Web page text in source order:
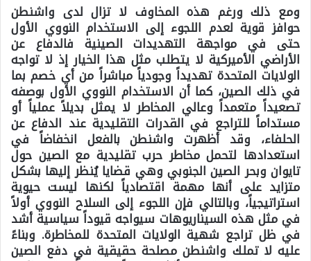
ومع ذلك ورغم هذه المخاوف لا تزال لدى واشنطن
حوافز قوية لعدم اللجوء إلى الاستخدام النووي الأول
حتى في مواجهة التهديدات الصينية فالدفاع عن
الأراضي الأميركية لا يتطلب مثل هذا الخيار إذ لا تواجه
الولايات المتحدة تهديداً وجودياً مباشراً من أي خصم بما
في ذلك الصين، كما أن الاستخدام النووي الأول بوصفه
تصعيداً متعمداً وعالي المخاطر لا يمثل بديلاً عملياً أو
مستداماً للتراجع في القدرات التقليدية عند الدفاع عن
الحلفاء، وقد أظهرت واشنطن بالفعل انخفاضاً في
استعدادها لتحمل مخاطر حرب تقليدية مع الصين حول
تايوان وبحر الصين الجنوبي وهي قضايا يُنظر إليها بشكل
متزايد على أنها مهمة اقتصادياً لكنها ليست حيوية
استراتيجياً، وبالتالي فإن اللجوء إلى السلاح النووي أولاً
في مثل هذه السيناريوهات سيواجه قيوداً سياسية أشد
في ظل تراجع شهية الولايات المتحدة للمخاطرة. وبناءً
عليه لا تملك واشنطن مصلحة حقيقية في دفع الصين